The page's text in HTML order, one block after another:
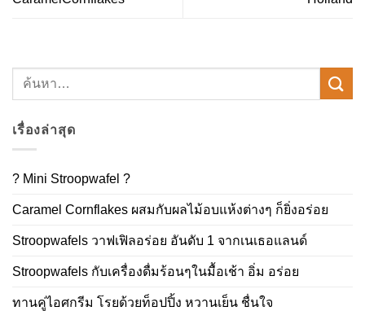
เรื่องล่าสุด
? Mini Stroopwafel ?
Caramel Cornflakes ผสมกับผลไม้อบแห้งต่างๆ ก็ยิ่งอร่อย
Stroopwafels วาฟเฟิลอร่อย อันดับ 1 จากเนเธอแลนด์
Stroopwafels กับเครื่องดื่มร้อนๆในมื้อเช้า อิ่ม อร่อย
ทานคู่ไอศกรีม โรยด้วยท็อปปิ้ง หวานเย็น ชื่นใจ